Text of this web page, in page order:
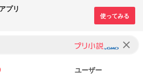
プリ
clear
ユーザー